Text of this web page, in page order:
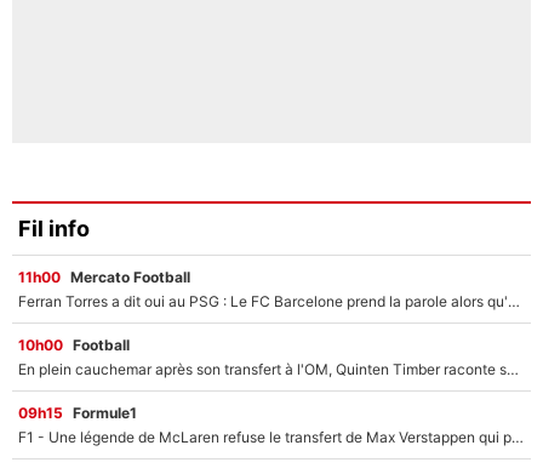
Fil info
11h00 Mercato Football
Ferran Torres a dit oui au PSG : Le FC Barcelone prend la parole alors qu'un transfert de l'attaquant espagnol prend forme
10h00 Football
En plein cauchemar après son transfert à l'OM, Quinten Timber raconte ses doutes après sa signature à Marseille
09h15 Formule1
F1 - Une légende de McLaren refuse le transfert de Max Verstappen qui pourrait «faire des vagues» et plomber l'ambiance dans l'équipe